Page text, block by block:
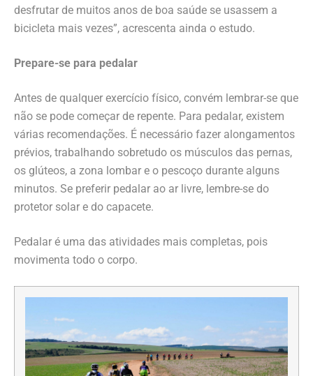
desfrutar de muitos anos de boa saúde se usassem a
bicicleta mais vezes”, acrescenta ainda o estudo.
Prepare-se para pedalar
Antes de qualquer exercício físico, convém lembrar-se que
não se pode começar de repente. Para pedalar, existem
várias recomendações. É necessário fazer alongamentos
prévios, trabalhando sobretudo os músculos das pernas,
os glúteos, a zona lombar e o pescoço durante alguns
minutos. Se preferir pedalar ao ar livre, lembre-se do
protetor solar e do capacete.
Pedalar é uma das atividades mais completas, pois
movimenta todo o corpo.